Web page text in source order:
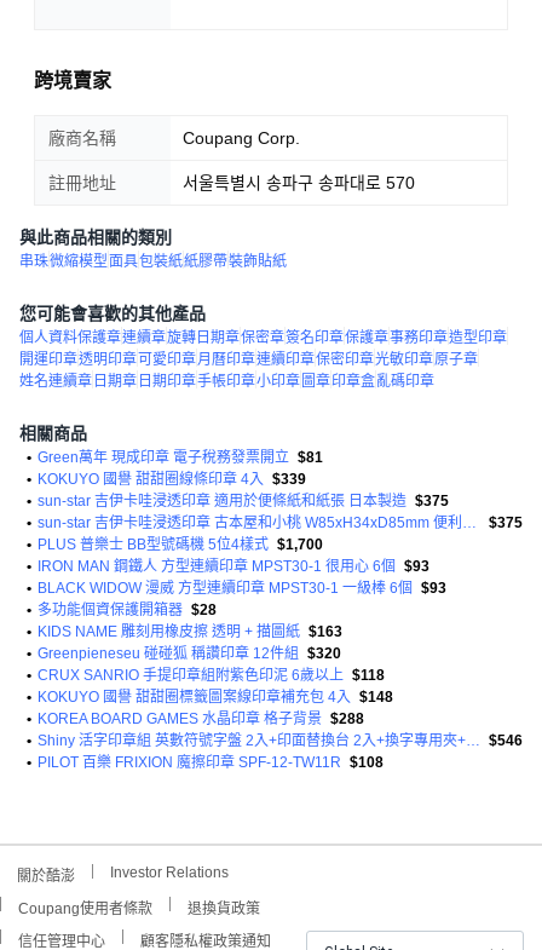
跨境賣家
廠商名稱 Coupang Corp.
註冊地址 서울특별시 송파구 송파대로 570
與此商品相關的類別
串珠微縮模型面具包裝紙紙膠帶裝飾貼紙
您可能會喜歡的其他產品
個人資料保護章連續章旋轉日期章保密章簽名印章保護章事務印章造型印章
開運印章透明印章可愛印章月曆印章連續印章保密印章光敏印章原子章
姓名連續章 日期章 日期印章手帳印章小印章 圖章印章盒亂碼印章
相關商品
• Green萬年 現成印章 電子稅務發票開立 $81
• KOKUYO 國譽 甜甜圈線條印章 4入
$339
• sun-star 吉伊卡哇浸透印章 適用於便條紙和紙張 日本製造 $375
•
$375
• PLUS 普樂士 BB型號碼機 5位4樣式 $1,700
• IRON MAN 鋼鐵人 方型連續印章 MPST30-1 很用心 6個 $93
• BLACK WIDOW 漫威 方型連續印章 MPST30-1 一級棒 6個 $93
• 多功能個資保護開箱器 $28
• KIDS NAME 雕刻用橡皮擦 透明 + 描圖紙 $163
• Greenpieneseu 碰碰狐 稱讚印章 12件組
$320
• CRUX SANRIO 手提印章組附紫色印泥 6歲以上 $118
• KOKUYO 國譽 甜甜圈標籤圖案線印章補充包 4入
$148
• KOREA BOARD GAMES 水晶印章 格子背景 $288
•
$546
• PILOT 百樂 FRIXION 魔擦印章 SPF-12-TW11R $108
關於酷澎 Investor Relations
Coupang使用者條款
退換貨政策
信任管理中心
顧客隱私權政策通知